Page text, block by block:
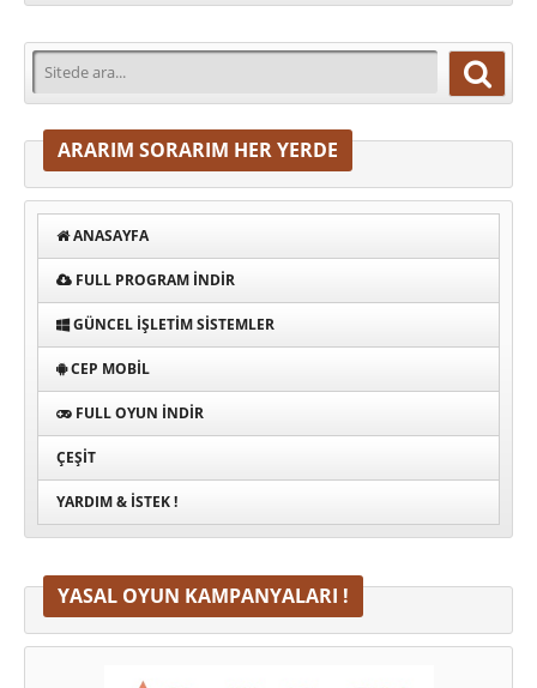
ARARIM SORARIM HER YERDE
ANASAYFA
FULL PROGRAM INDIR
GÜNCEL İŞLETIM SISTEMLER
CEP MOBIL
FULL OYUN İNDIR
ÇEŞIT
YARDIM & İSTEK !
YASAL OYUN KAMPANYALARI !